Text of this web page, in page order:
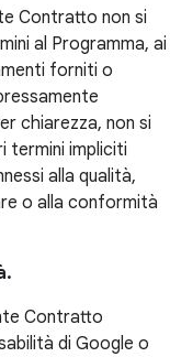
Contratto non si
al Programma, ai
forniti o
chiarezza, non si
termini impliciti
alla qualità,
o alla conformità
Contratto
di Google o